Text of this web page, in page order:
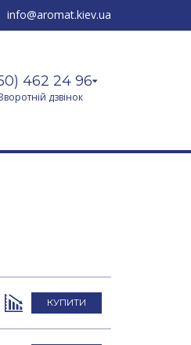
info@aromat.kiev.ua
462 24 96
дзвінок
КУПИТИ